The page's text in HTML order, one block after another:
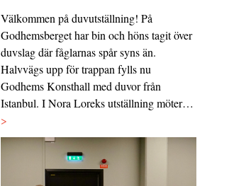
Välkommen på duvutställning! På
Godhemsberget har bin och höns tagit över
duvslag där fåglarnas spår syns än.
Halvvägs upp för trappan fylls nu
Godhems Konsthall med duvor från
Istanbul. I Nora Loreks utställning möter…
>